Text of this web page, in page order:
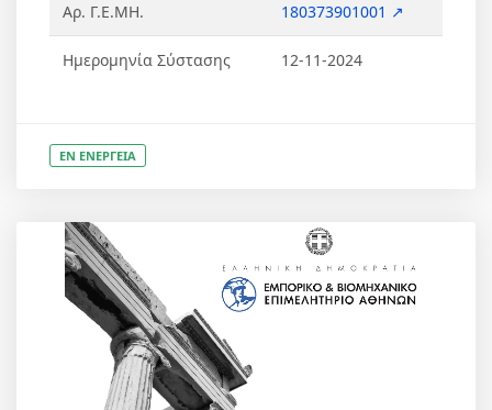
Αρ. Γ.Ε.ΜΗ. 180373901001 ↗
Ημερομηνία Σύστασης 12-11-2024
ΕΝ ΕΝΕΡΓΕΙΑ